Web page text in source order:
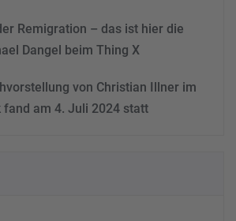
Remigration – das ist hier die
Dangel beim Thing X
von Christian Illner im
fand am 4. Juli 2024 statt